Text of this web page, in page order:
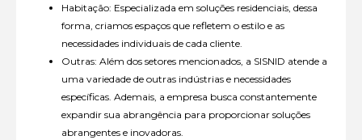
Habitação: Especializada em soluções residenciais, dessa
forma, criamos espaços que refletem o estilo e as
necessidades individuais de cada cliente.
Outras: Além dos setores mencionados, a SISNID atende a
uma variedade de outras indústrias e necessidades
específicas. Ademais, a empresa busca constantemente
expandir sua abrangência para proporcionar soluções
abrangentes e inovadoras.